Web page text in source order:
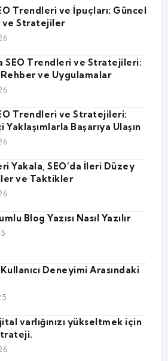
Trendleri ve İpuçları: Güncel
ve Stratejiler
SEO Trendleri ve Stratejileri:
ve Uygulamalar
Trendleri ve Stratejileri:
Yaklaşımlarla Başarıya Ulaşın
Yakala, SEO’da İleri Düzey
ve Taktikler
Blog Yazısı Nasıl Yazılır
Deneyimi Arasındaki
varlığınızı yükseltmek için